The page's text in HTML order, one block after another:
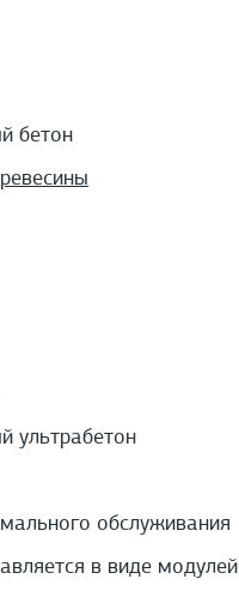
бетон
ультрабетон
обслуживания
в виде модулей